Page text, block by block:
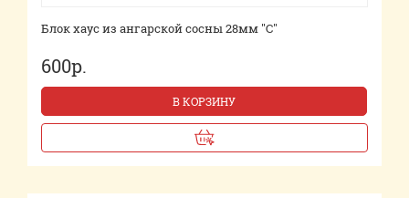
Блок хаус из ангарской сосны 28мм "С"
600р.
В КОРЗИНУ